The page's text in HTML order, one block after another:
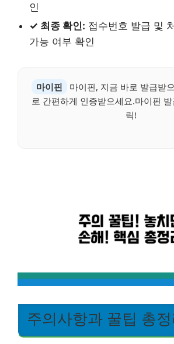
인
✓ 최종 확인: 접수번호 발급 및
가능 여부 확인
마이핀
마이핀, 지금 바로 발급받
로 간편하게 인증받으세요.마이핀
릭!
주의사항과 꿀팁 총정